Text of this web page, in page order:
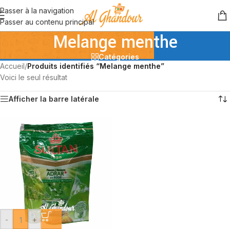
Passer à la navigation
Passer au contenu principal
Melange menthe
Catégories
Accueil/Produits identifiés “Melange menthe”
Voici le seul résultat
Afficher la barre latérale
- +